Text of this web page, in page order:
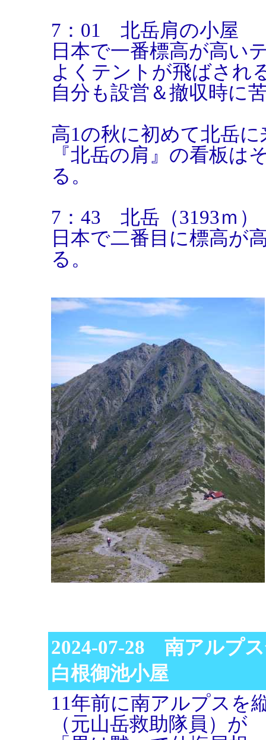
7：01 北岳肩の小屋
日本で一番標高が高い
よくテントが飛ばされ
自分も設営＆撤収時に
高1の秋に初めて北岳
『北岳の肩』の看板は
る。
7：43 北岳（3193ｍ）
日本で二番目に標高が
る。
2024-07-28 南アルプ
白根御池小屋
11年前に南アルプスを
（元山岳救助隊員）が